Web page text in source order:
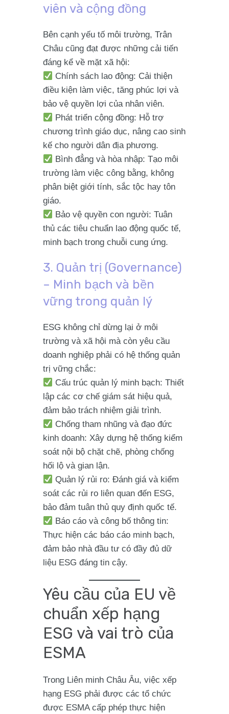
viên và cộng đồng
Bên cạnh yếu tố môi trường, Trân
Châu cũng đạt được những cải tiến
đáng kể về mặt xã hội:
Chính sách lao động: Cải thiện
điều kiện làm việc, tăng phúc lợi và
bảo vệ quyền lợi của nhân viên.
Phát triển cộng đồng: Hỗ trợ
chương trình giáo dục, nâng cao sinh
kế cho người dân địa phương.
Bình đẳng và hòa nhập: Tạo môi
trường làm việc công bằng, không
phân biệt giới tính, sắc tộc hay tôn
giáo.
Bảo vệ quyền con người: Tuân
thủ các tiêu chuẩn lao động quốc tế,
minh bạch trong chuỗi cung ứng.
3. Quản trị (Governance)
– Minh bạch và bền
vững trong quản lý
ESG không chỉ dừng lại ở môi
trường và xã hội mà còn yêu cầu
doanh nghiệp phải có hệ thống quản
trị vững chắc:
Cấu trúc quản lý minh bạch: Thiết
lập các cơ chế giám sát hiệu quả,
đảm bảo trách nhiệm giải trình.
Chống tham nhũng và đạo đức
kinh doanh: Xây dựng hệ thống kiểm
soát nội bộ chặt chẽ, phòng chống
hối lộ và gian lận.
Quản lý rủi ro: Đánh giá và kiểm
soát các rủi ro liên quan đến ESG,
bảo đảm tuân thủ quy định quốc tế.
Báo cáo và công bố thông tin:
Thực hiện các báo cáo minh bạch,
đảm bảo nhà đầu tư có đầy đủ dữ
liệu ESG đáng tin cậy.
Yêu cầu của EU về
chuẩn xếp hạng
ESG và vai trò của
ESMA
Trong Liên minh Châu Âu, việc xếp
hạng ESG phải được các tổ chức
được ESMA cấp phép thực hiện